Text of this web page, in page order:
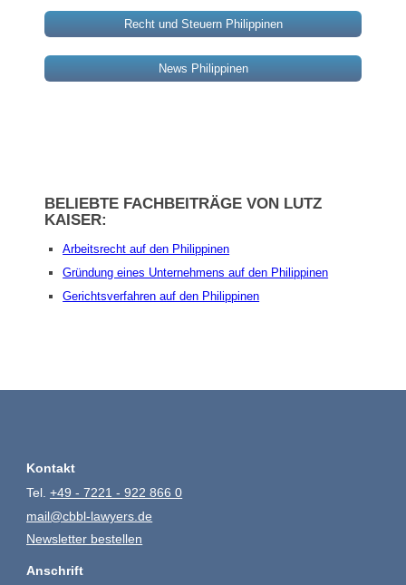
Recht und Steuern Philippinen
News Philippinen
BELIEBTE FACHBEITRÄGE VON LUTZ
KAISER:
Arbeitsrecht auf den Philippinen
Gründung eines Unternehmens auf den Philippinen
Gerichtsverfahren auf den Philippinen
Kontakt
Tel.+49 - 7221 - 922 866 0
mail@cbbl-lawyers.de
Newsletter bestellen
Anschrift